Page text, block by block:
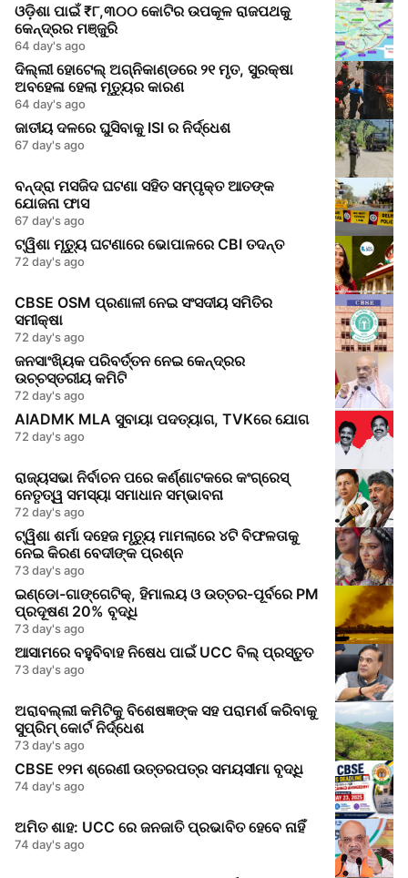
ଓଡ଼ିଶା ପାଇଁ ₹୮,୩୦୦ କୋଟିର ଉପକୂଳ ରାଜପଥକୁ
କେନ୍ଦ୍ରର ମଞ୍ଜୁରି
64 day's ago
ଦିଲ୍ଲୀ ହୋଟେଲ୍ ଅଗ୍ନିକାଣ୍ଡରେ ୨୧ ମୃତ, ସୁରକ୍ଷା
ଅବହେଳା ହେଲା ମୃତ୍ୟୁର କାରଣ
64 day's ago
ଜାତୀୟ ଦଳରେ ଘୁସିବାକୁ ISI ର ନିର୍ଦ୍ଧେଶ
67 day's ago
ବନ୍ଦ୍ରା ମସଜିଦ ଘଟଣା ସହିତ ସମ୍ପୃକ୍ତ ଆତଙ୍କ
ଯୋଜନା ଫାସ
67 day's ago
ଟ୍ୱିଶା ମୃତ୍ୟୁ ଘଟଣାରେ ଭୋପାଳରେ CBI ତଦନ୍ତ
72 day's ago
CBSE OSM ପ୍ରଣାଳୀ ନେଇ ସଂସଦୀୟ ସମିତିର
ସମୀକ୍ଷା
72 day's ago
ଜନସାଂଖ୍ୟିକ ପରିବର୍ତ୍ତନ ନେଇ କେନ୍ଦ୍ରର
ଉଚ୍ଚସ୍ତରୀୟ କମିଟି
72 day's ago
AIADMK MLA ସୁବାୟା ପଦତ୍ୟାଗ, TVKରେ ଯୋଗ
72 day's ago
ରାଜ୍ୟସଭା ନିର୍ବାଚନ ପରେ କର୍ଣ୍ଣାଟକରେ କଂଗ୍ରେସ୍
ନେତୃତ୍ୱ ସମସ୍ୟା ସମାଧାନ ସମ୍ଭାବନା
72 day's ago
ଟ୍ୱିଶା ଶର୍ମା ଦହେଜ ମୃତ୍ୟୁ ମାମଲାରେ ୪ଟି ବିଫଳତାକୁ
ନେଇ କିରଣ ବେଦୀଙ୍କ ପ୍ରଶ୍ନ
73 day's ago
ଇଣ୍ଡୋ-ଗାଙ୍ଗେଟିକ୍, ହିମାଲୟ ଓ ଉତ୍ତର-ପୂର୍ବରେ PM
ପ୍ରଦୂଷଣ 20% ବୃଦ୍ଧି
73 day's ago
ଆସାମରେ ବହୁବିବାହ ନିଷେଧ ପାଇଁ UCC ବିଲ୍ ପ୍ରସ୍ତୁତ
73 day's ago
ଅରାବଲ୍ଲୀ କମିଟିକୁ ବିଶେଷଜ୍ଞଙ୍କ ସହ ପରାମର୍ଶ କରିବାକୁ
ସୁପ୍ରିମ୍‌ କୋର୍ଟ ନିର୍ଦ୍ଧେଶ
73 day's ago
CBSE ୧୨ମ ଶ୍ରେଣୀ ଉତ୍ତରପତ୍ର ସମୟସୀମା ବୃଦ୍ଧି
74 day's ago
ଅମିତ ଶାହ: UCC ରେ ଜନଜାତି ପ୍ରଭାବିତ ହେବେ ନାହିଁ
74 day's ago